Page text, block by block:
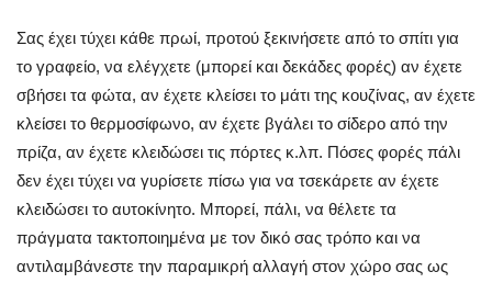
Σας έχει τύχει κάθε πρωί, προτού ξεκινήσετε από το σπίτι για
το γραφείο, να ελέγχετε (μπορεί και δεκάδες φορές) αν έχετε
σβήσει τα φώτα, αν έχετε κλείσει το μάτι της κουζίνας, αν έχετε
κλείσει το θερμοσίφωνο, αν έχετε βγάλει το σίδερο από την
πρίζα, αν έχετε κλειδώσει τις πόρτες κ.λπ. Πόσες φορές πάλι
δεν έχει τύχει να γυρίσετε πίσω για να τσεκάρετε αν έχετε
κλειδώσει το αυτοκίνητο. Μπορεί, πάλι, να θέλετε τα
πράγματα τακτοποιημένα με τον δικό σας τρόπο και να
αντιλαμβάνεστε την παραμικρή αλλαγή στον χώρο σας ως